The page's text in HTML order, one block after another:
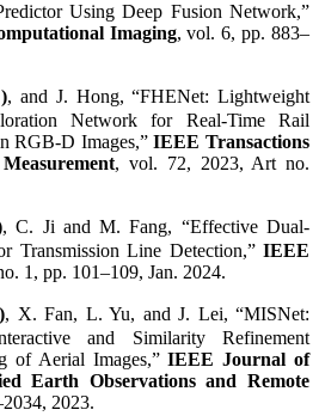
Using Deep Fusion Network,”
Imaging, vol. 6, pp. 883–
, and J. Hong, “FHENet: Lightweight
Network for Real-Time Rail
RGB-D Images,”IEEE Transactions
, vol. 72, 2023, Art no.
, C. Ji and M. Fang, “Effective Dual-
Transmission Line Detection,”IEEE
1, pp. 101–109, Jan. 2024.
, X. Fan, L. Yu, and J. Lei, “MISNet:
and Similarity Refinement
of Aerial Images,”IEEE Journal of
Earth Observations and Remote
2023.